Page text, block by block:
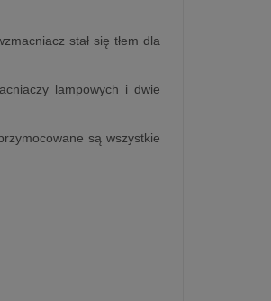
stał się tłem dla
lampowych i dwie
są wszystkie